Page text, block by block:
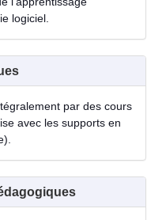
logiciel.
par des cours
avec les supports en